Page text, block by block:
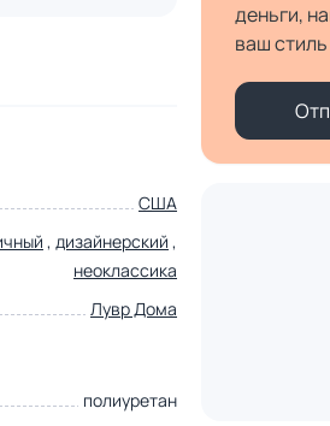
США
, дизайнерский ,
неоклассика
Лувр Дома
полиуретан
деньги,
ваш